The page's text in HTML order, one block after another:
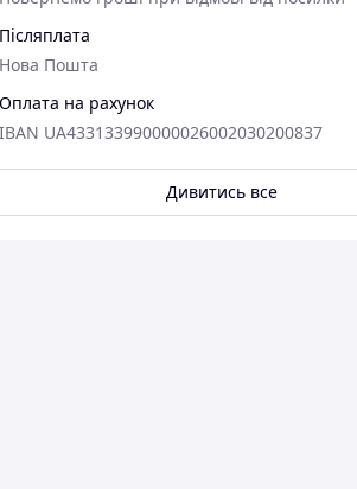
Післяплата
Нова Пошта
Оплата на рахунок
IBAN UA433133990000026002030200837
Дивитись все